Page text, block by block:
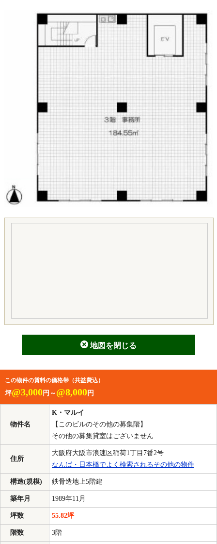
地図を閉じる
この物件の賃料の価格帯（共益費込）
坪@3,000 円～ @8,000 円
物件名
K・マルイ
【このビルのその他の募集階】
その他の募集貸室はございません
住所
大阪府大阪市浪速区稲荷1丁目7番2号
なんば・日本橋でよく検索されるその他の物件
構造(規模) 鉄骨造地上5階建
築年月 1989年11月
坪数 55.82坪
階数 3階